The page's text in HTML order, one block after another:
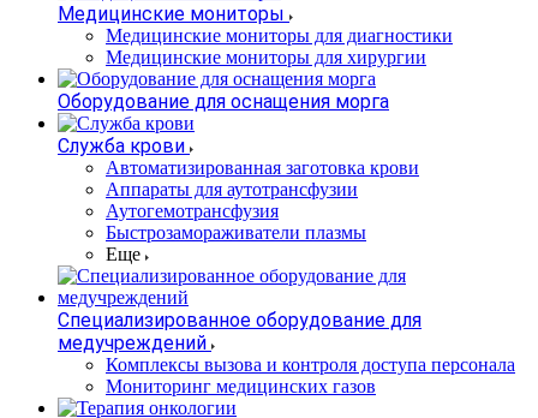
Медицинские мониторы
Медицинские мониторы для диагностики
Медицинские мониторы для хирургии
Оборудование для оснащения морга
Служба крови
Автоматизированная заготовка крови
Аппараты для аутотрансфузии
Аутогемотрансфузия
Быстрозамораживатели плазмы
Еще
Специализированное оборудование для
медучреждений
Комплексы вызова и контроля доступа персонала
Мониторинг медицинских газов